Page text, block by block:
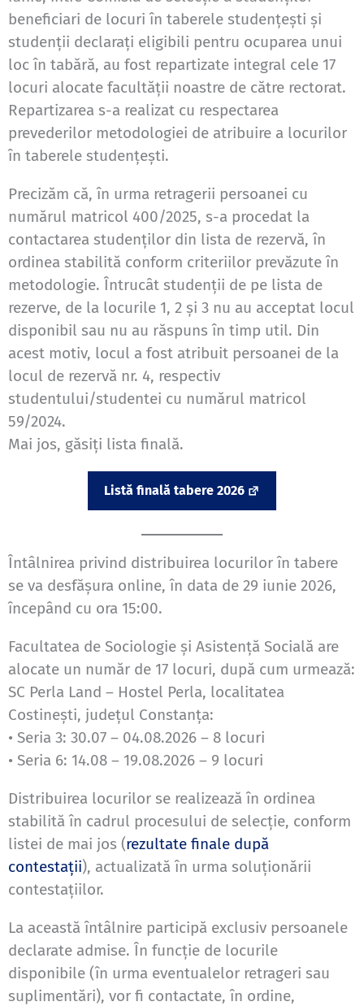
beneficiari de locuri în taberele studențești și
studenții declarați eligibili pentru ocuparea unui
loc în tabără, au fost repartizate integral cele 17
locuri alocate facultății noastre de către rectorat.
Repartizarea s-a realizat cu respectarea
prevederilor metodologiei de atribuire a locurilor
în taberele studențești.
Precizăm că, în urma retragerii persoanei cu
numărul matricol 400/2025, s-a procedat la
contactarea studenților din lista de rezervă, în
ordinea stabilită conform criteriilor prevăzute în
metodologie. Întrucât studenții de pe lista de
rezerve, de la locurile 1, 2 și 3 nu au acceptat locul
disponibil sau nu au răspuns în timp util. Din
acest motiv, locul a fost atribuit persoanei de la
locul de rezervă nr. 4, respectiv
studentului/studentei cu numărul matricol
59/2024.
Mai jos, găsiți lista finală.
Listă finală tabere 2026
Întâlnirea privind distribuirea locurilor în tabere
se va desfășura online, în data de 29 iunie 2026,
începând cu ora 15:00.
Facultatea de Sociologie și Asistență Socială are
alocate un număr de 17 locuri, după cum urmează:
SC Perla Land – Hostel Perla, localitatea
Costinești, județul Constanța:
• Seria 3: 30.07 – 04.08.2026 – 8 locuri
• Seria 6: 14.08 – 19.08.2026 – 9 locuri
Distribuirea locurilor se realizează în ordinea
stabilită în cadrul procesului de selecție, conform
listei de mai jos (rezultate finale după
contestații), actualizată în urma soluționării
contestațiilor.
La această întâlnire participă exclusiv persoanele
declarate admise. În funcție de locurile
disponibile (în urma eventualelor retrageri sau
suplimentări), vor fi contactate, în ordine,